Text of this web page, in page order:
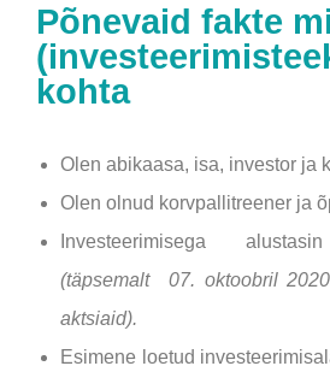
Põnevaid fakte
kohta
Olen abikaasa, isa, investor ja
Olen olnud korvpallitreener ja
Investeerimisega
(täpsemalt 07. oktoobril
aktsiaid).
Esimene loetud